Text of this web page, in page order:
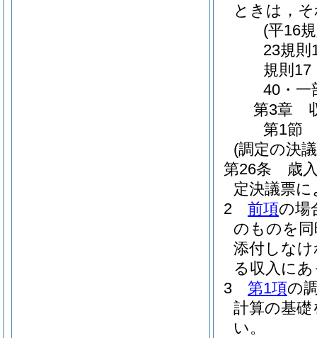
ときは，
(平16
23規則
規則17
40・一
第3章
第1節
(調定の決
第26条
歳
定決議票
2
前項の場
のものを
添付しな
る収入に
3
第1項の
計算の基
い。